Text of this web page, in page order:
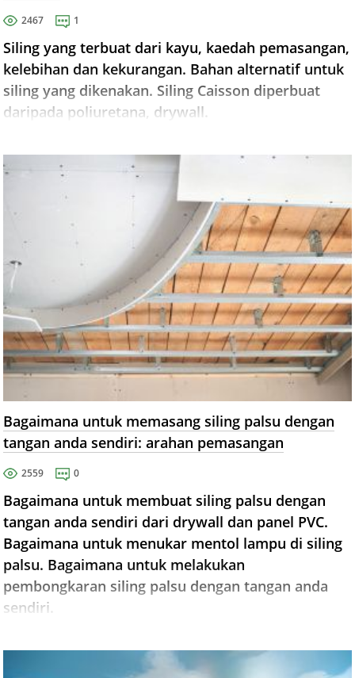
2467 1
Siling yang terbuat dari kayu, kaedah pemasangan,
kelebihan dan kekurangan. Bahan alternatif untuk
siling yang dikenakan. Siling Caisson diperbuat
daripada poliuretana, drywall.
Bagaimana untuk memasang siling palsu dengan
tangan anda sendiri: arahan pemasangan
2559 0
Bagaimana untuk membuat siling palsu dengan
tangan anda sendiri dari drywall dan panel PVC.
Bagaimana untuk menukar mentol lampu di siling
palsu. Bagaimana untuk melakukan
pembongkaran siling palsu dengan tangan anda
sendiri.